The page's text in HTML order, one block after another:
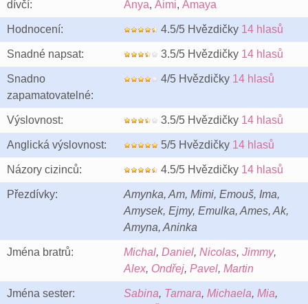
dívčí:
Anya, Aimi, Amaya
Hodnocení: 4.5/5 Hvězdičky 14 hlasů
Snadné napsat: 3.5/5 Hvězdičky 14 hlasů
Snadno
zapamatovatelné:
4/5 Hvězdičky 14 hlasů
Výslovnost: 3.5/5 Hvězdičky 14 hlasů
Anglická výslovnost: 5/5 Hvězdičky 14 hlasů
Názory cizinců: 4.5/5 Hvězdičky 14 hlasů
Přezdívky:
Amynka, Am, Mimi, Emouš, Ima,
Amysek, Ejmy, Emulka, Ames, Ak,
Amyna, Aninka
Jména bratrů: Michal, Daniel, Nicolas, Jimmy,
Alex, Ondřej, Pavel, Martin
Jména sester: Sabina, Tamara, Michaela, Mia,